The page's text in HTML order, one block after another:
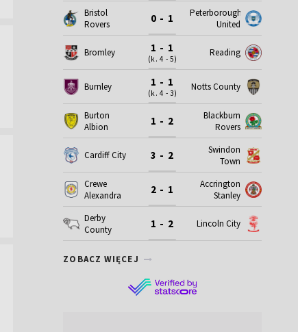
Bristol
Rovers
0 - 1
Peterborough
United
Bromley 1 - 1
(k. 4 - 5)
Reading
Burnley 1 - 1
(k. 4 - 3)
Notts County
Burton
Albion
1 - 2
Blackburn
Rovers
Cardiff City 3 - 2
Swindon
Town
Crewe
Alexandra
2 - 1
Accrington
Stanley
Derby
County
1 - 2 Lincoln City
ZOBACZ WIĘCEJ